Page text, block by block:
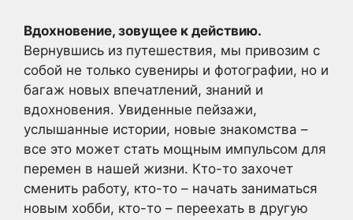
Вдохновение, зовущее к действию.
Вернувшись из путешествия, мы привозим с
собой не только сувениры и фотографии, но и
багаж новых впечатлений, знаний и
вдохновения. Увиденные пейзажи,
услышанные истории, новые знакомства –
все это может стать мощным импульсом для
перемен в нашей жизни. Кто-то захочет
сменить работу, кто-то – начать заниматься
новым хобби, кто-то – переехать в другую